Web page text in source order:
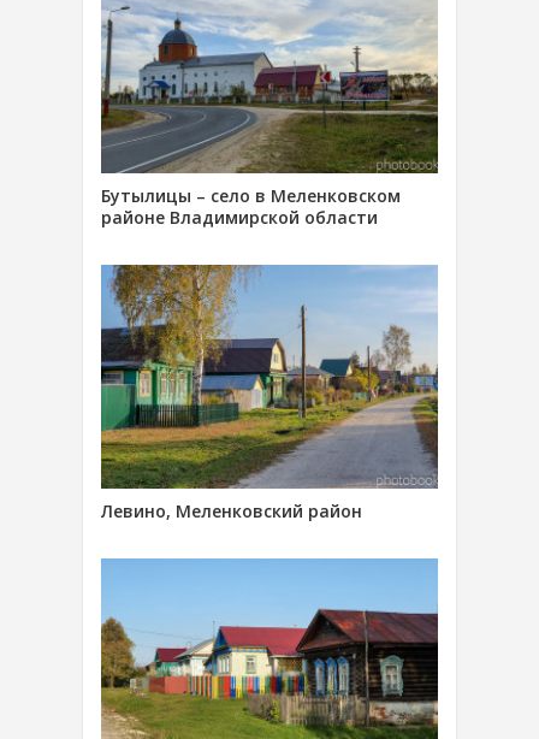
Бутылицы – село в Меленковском
районе Владимирской области
Левино, Меленковский район